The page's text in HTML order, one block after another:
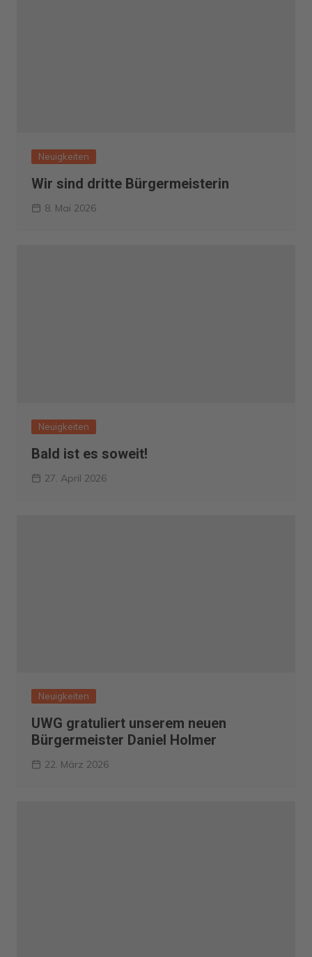
Neuigkeiten
Wir sind dritte Bürgermeisterin
8. Mai 2026
Neuigkeiten
Bald ist es soweit!
27. April 2026
Neuigkeiten
UWG gratuliert unserem neuen
Bürgermeister Daniel Holmer
22. März 2026